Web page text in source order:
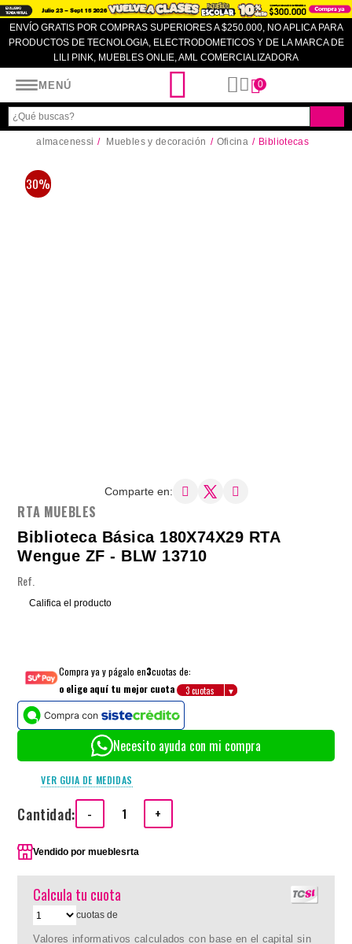
ENVÍO GRATIS POR COMPRAS SUPERIORES A $250.000, NO APLICA PARA
PRODUCTOS DE TECNOLOGIA, ELECTRODOMETICOS Y DE LA MARCA DE
LILI PINK, MUEBLES ONLIE, AML COMERCIALIZADORA
MENÚ
Almacenes SI
0
almacenessi Muebles y decoración Oficina Bibliotecas
30%
Comparte en:
RTA MUEBLES
Biblioteca Básica 180X74X29 RTA
Wengue ZF - BLW 13710
Ref.
Califica el producto
Compra ya y págalo en3cuotas de:
o elige aquí tu mejor cuota
Necesito ayuda con mi compra
VER GUIA DE MEDIDAS
Cantidad: - +
Vendido pormueblesrta
Calcula tu cuota
cuotas de
Valores informativos calculados con base en el capital sin